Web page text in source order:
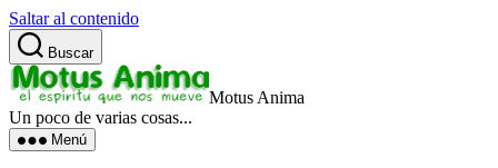
Saltar al contenido
Buscar
Motus Anima
Un poco de varias cosas...
Menú